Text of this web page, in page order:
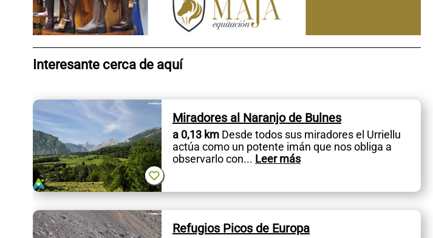
Interesante cerca de aquí
Miradores al Naranjo de Bulnes
a 0,13 kmDesde todos sus miradores el Urriellu
actúa como un potente imán que nos obliga a
observarlo con... Leer más
Refugios Picos de Europa